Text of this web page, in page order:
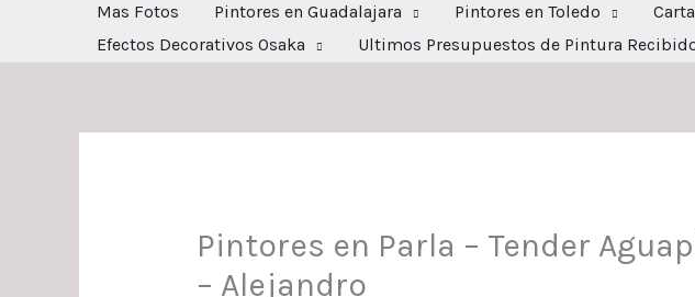
Mas Fotos
Pintores en Guadalajara Pintores en Toledo
Efectos Decorativos Osaka
Ultimos Presupuestos de Pintura
Pintores en Parla – Tender
– Alejandro